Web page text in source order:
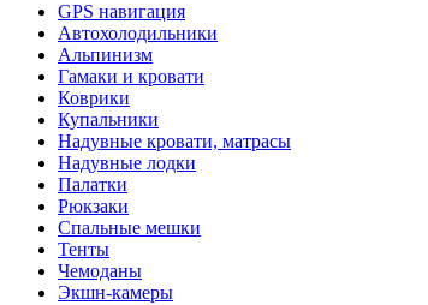
GPS навигация
Автохолодильники
Альпинизм
Гамаки и кровати
Коврики
Купальники
Надувные кровати, матрасы
Надувные лодки
Палатки
Рюкзаки
Спальные мешки
Тенты
Чемоданы
Экшн-камеры